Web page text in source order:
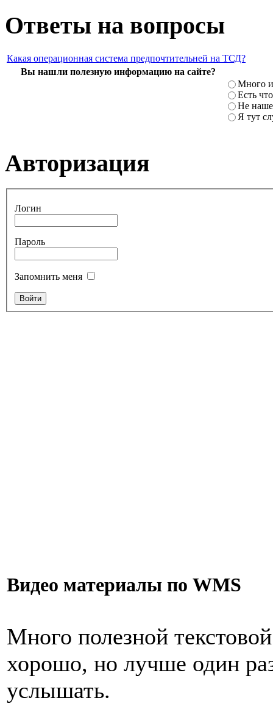
Ответы на вопросы
Какая операционная система предпочтительней на ТСД?
Вы нашли полезную информацию на сайте?
Много
Есть
Не
Я тут
Авторизация
Логин
Пароль
Запомнить меня
Видео материалы по WMS
Много полезной
хорошо, но лучше один
услышать.